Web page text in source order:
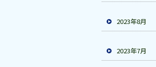
2023年8月
2023年7月